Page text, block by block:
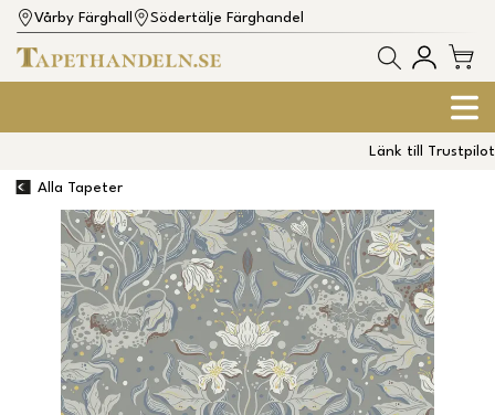
Vårby Färghall Södertälje Färghandel
Länk till Trustpilot
Alla Tapeter